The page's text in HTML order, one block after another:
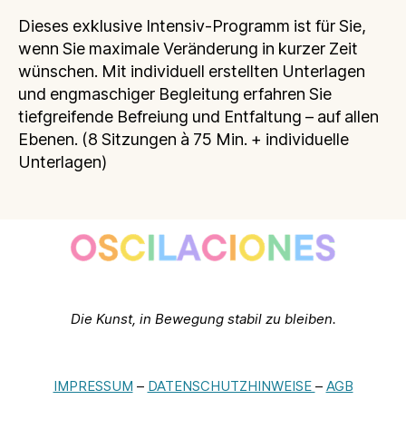
Dieses exklusive Intensiv-Programm ist für Sie,
wenn Sie maximale Veränderung in kurzer Zeit
wünschen. Mit individuell erstellten Unterlagen
und engmaschiger Begleitung erfahren Sie
tiefgreifende Befreiung und Entfaltung – auf allen
Ebenen. (8 Sitzungen à 75 Min. + individuelle
Unterlagen)
Die Kunst, in Bewegung stabil zu bleiben.
IMPRESSUM – DATENSCHUTZHINWEISE – AGB